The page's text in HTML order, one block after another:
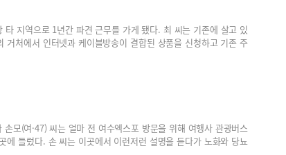
지역으로 1년간 파견 근무를 가게 됐다. 최 씨는 기존에 살고 있
처에서 인터넷과 케이블방송이 결합된 상품을 신청하고 기존 주
모(여·47) 씨는 얼마 전 여수엑스포 방문을 위해 여행사 관광버스
들렀다. 손 씨는 이곳에서 이런저런 설명을 듣다가 노화와 당뇨